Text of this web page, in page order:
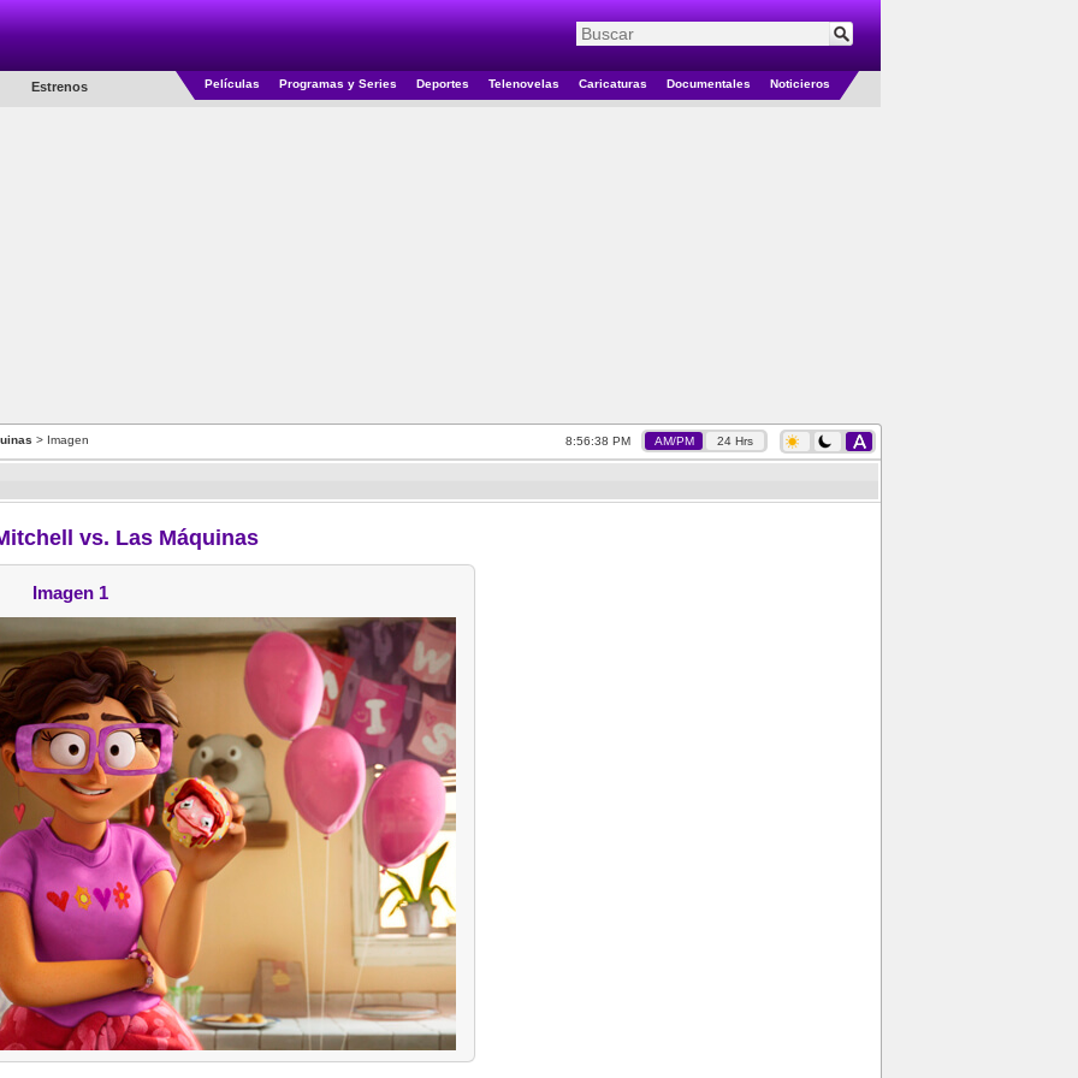
Estrenos Películas Programas y Series Deportes Telenovelas Caricaturas Documentales Noticieros
> Imagen 8:56:38 PM AM/PM 24 Hrs
vs. Las Máquinas
Imagen 1